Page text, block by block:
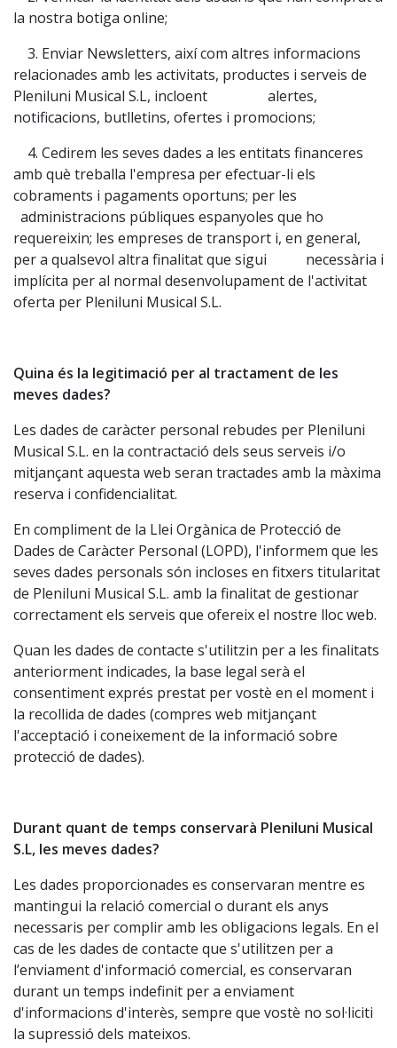
la nostra botiga online;
3. Enviar Newsletters, així com altres informacions
relacionades amb les activitats, productes i serveis de
Pleniluni Musical S.L, incloent alertes,
notificacions, butlletins, ofertes i promocions;
4. Cedirem les seves dades a les entitats financeres
amb què treballa l'empresa per efectuar-li els
cobraments i pagaments oportuns; per les
administracions públiques espanyoles que ho
requereixin; les empreses de transport i, en general,
per a qualsevol altra finalitat que sigui necessària i
implícita per al normal desenvolupament de l'activitat
oferta per Pleniluni Musical S.L.
Quina és la legitimació per al tractament de les
meves dades?
Les dades de caràcter personal rebudes per Pleniluni
Musical S.L. en la contractació dels seus serveis i/o
mitjançant aquesta web seran tractades amb la màxima
reserva i confidencialitat.
En compliment de la Llei Orgànica de Protecció de
Dades de Caràcter Personal (LOPD), l'informem que les
seves dades personals són incloses en fitxers titularitat
de Pleniluni Musical S.L. amb la finalitat de gestionar
correctament els serveis que ofereix el nostre lloc web.
Quan les dades de contacte s'utilitzin per a les finalitats
anteriorment indicades, la base legal serà el
consentiment exprés prestat per vostè en el moment i
la recollida de dades (compres web mitjançant
l'acceptació i coneixement de la informació sobre
protecció de dades).
Durant quant de temps conservarà Pleniluni Musical
S.L, les meves dades?
Les dades proporcionades es conservaran mentre es
mantingui la relació comercial o durant els anys
necessaris per complir amb les obligacions legals. En el
cas de les dades de contacte que s'utilitzen per a
l’enviament d'informació comercial, es conservaran
durant un temps indefinit per a enviament
d'informacions d'interès, sempre que vostè no sol·liciti
la supressió dels mateixos.